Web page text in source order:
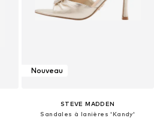
Nouveau
STEVE MADDEN
Sandales à lanières 'Kandy'